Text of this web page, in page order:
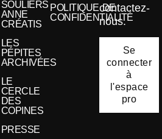
SOULIERS
ANNE
CRÉATIS
LES
PÉPITES
ARCHIVÉES
LE
CERCLE
DES
COPINES
PRESSE
POLITIQUE DE
CONFIDENTIALITÉ
contactez-
nous.
Se
connecter
à
l'espace
pro